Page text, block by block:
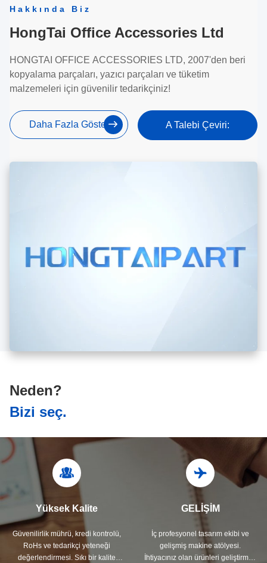
Hakkında Biz
HongTai Office Accessories Ltd
HONGTAI OFFICE ACCESSORIES LTD, 2007'den beri
kopyalama parçaları, yazıcı parçaları ve tüketim
malzemeleri için güvenilir tedarikçiniz!
Daha Fazla Göster A Talebi Çeviri:
Neden?
Bizi seç.
Yüksek Kalite
Güvenilirlik mührü, kredi kontrolü,
RoHs ve tedarikçi yeteneği
değerlendirmesi. Sıkı bir kalite
GELİŞİM
İç profesyonel tasarım ekibi ve
gelişmiş makine atölyesi.
İhtiyacınız olan ürünleri geliştirmek